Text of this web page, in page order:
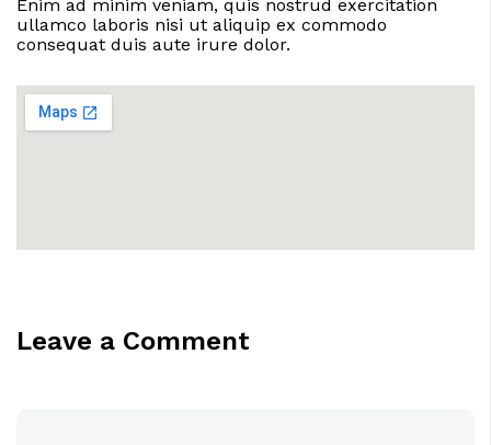
Enim ad minim veniam, quis nostrud exercitation
ullamco laboris nisi ut aliquip ex commodo
consequat duis aute irure dolor.
Leave a Comment